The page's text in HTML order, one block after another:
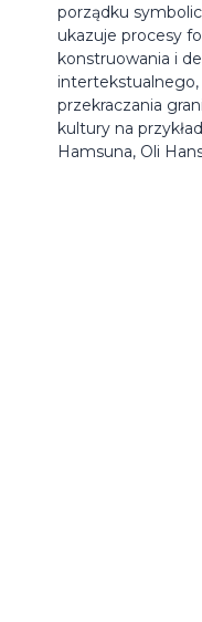
porządku
ukazuje procesy
konstruowania i
intertekstualnego,
przekraczania
kultury na
Hamsuna, Oli